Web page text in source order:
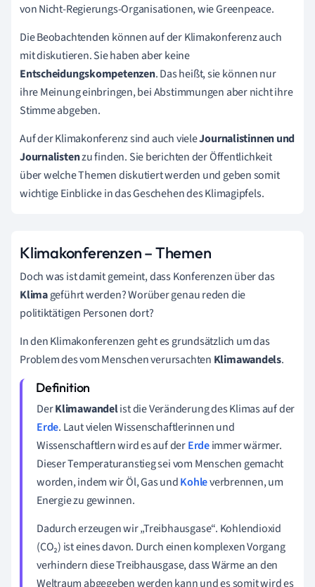
von Nicht-Regierungs-Organisationen, wie Greenpeace.
Die Beobachtenden können auf der Klimakonferenz auch
mit diskutieren. Sie haben aber keine
Entscheidungskompetenzen. Das heißt, sie können nur
ihre Meinung einbringen, bei Abstimmungen aber nicht ihre
Stimme abgeben.
Auf der Klimakonferenz sind auch vieleJournalistinnen und
Journalistenzu finden. Sie berichten der Öffentlichkeit
über welche Themen diskutiert werden und geben somit
wichtige Einblicke in das Geschehen des Klimagipfels.
Klimakonferenzen – Themen
Doch was ist damit gemeint, dass Konferenzen über das
Klimageführt werden? Worüber genau reden die
politiktätigen Personen dort?
In den Klimakonferenzen geht es grundsätzlich um das
Problem des vom Menschen verursachten Klimawandels.
DerKlimawandelist die Veränderung des Klimas auf der
Erde. Laut vielen Wissenschaftlerinnen und
Wissenschaftlern wird es auf derErdeimmer wärmer.
Dieser Temperaturanstieg sei vom Menschen gemacht
worden, indem wir Öl, Gas undKohleverbrennen, um
Energie zu gewinnen.
Dadurch erzeugen wir „Treibhausgase“. Kohlendioxid
(CO₂) ist eines davon. Durch einen komplexen Vorgang
verhindern diese Treibhausgase, dass Wärme an den
Weltraum abgegeben werden kann und es somit wird es